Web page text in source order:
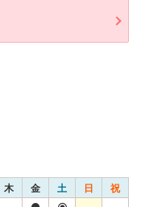
木 金 土 日 祝